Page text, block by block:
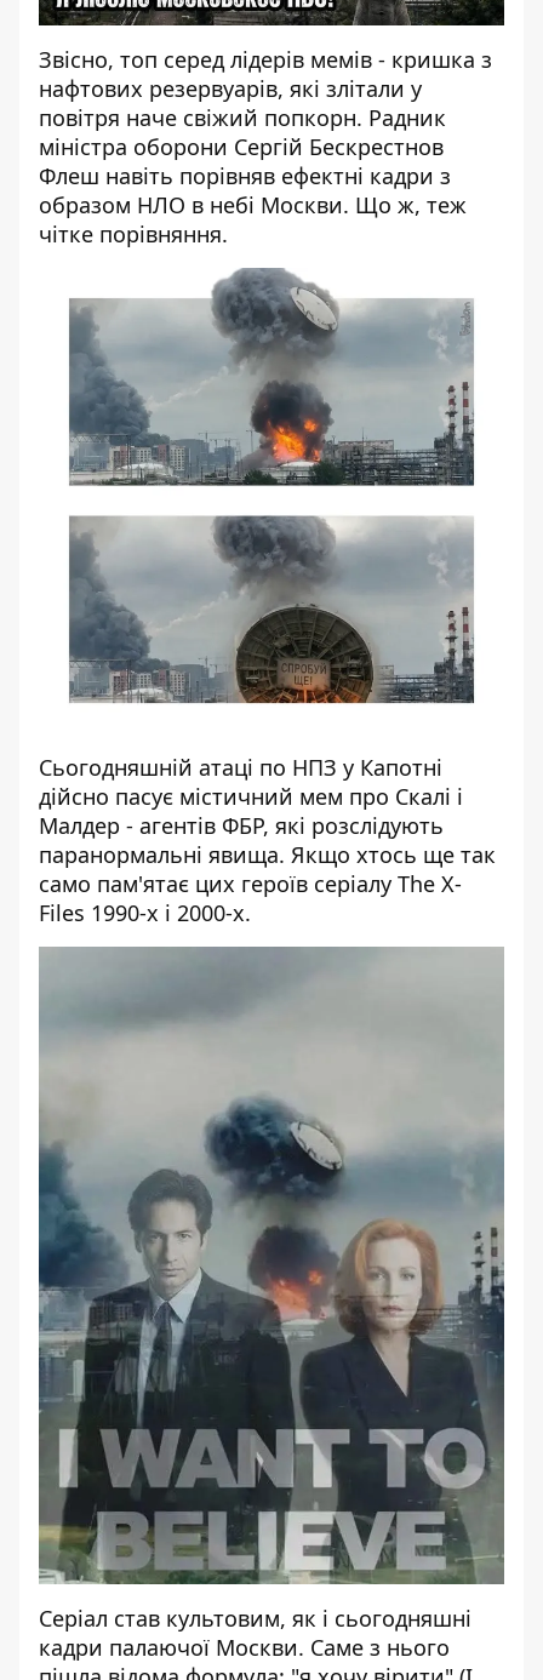
Звісно, топ серед лідерів мемів - кришка з
нафтових резервуарів, які злітали у
повітря наче свіжий попкорн. Радник
міністра оборони Сергій Бескрестнов
Флеш навіть порівняв ефектні кадри з
образом НЛО в небі Москви. Що ж, теж
чітке порівняння.
Сьогодняшній атаці по НПЗ у Капотні
дійсно пасує містичний мем про Скалі і
Малдер - агентів ФБР, які розслідують
паранормальні явища. Якщо хтось ще так
само пам'ятає цих героїв серіалу The X-
Files 1990-х і 2000-х.
Серіал став культовим, як і сьогодняшні
кадри палаючої Москви. Саме з нього